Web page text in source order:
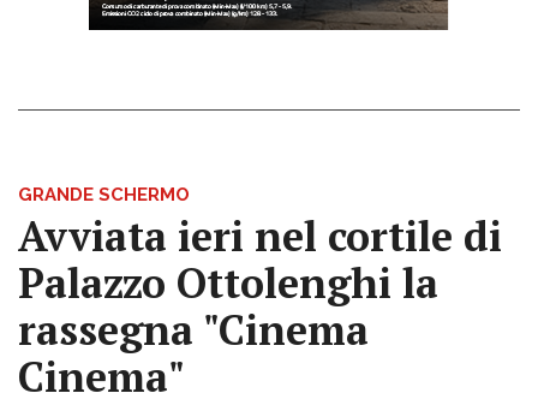
GRANDE SCHERMO
Avviata ieri nel cortile di
Palazzo Ottolenghi la
rassegna "Cinema
Cinema"